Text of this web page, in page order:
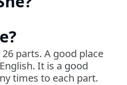
parts. A good place
It is a good
times to each part.